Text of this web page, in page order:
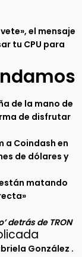
el mensaje
tu CPU para
de la mano de
de disfrutar
a Coindash en
de dólares y
matando
detrás de TRON
González .